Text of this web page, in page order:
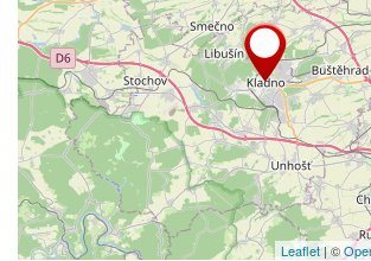
Leaflet| ©